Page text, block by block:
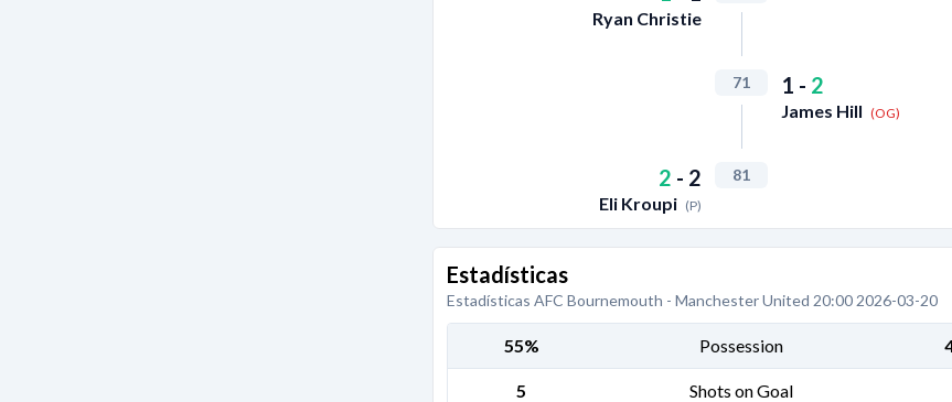
Ryan Christie
71 1 - 2
James Hill (OG)
2 - 2
Eli Kroupi (P)
81
Estadísticas
Estadísticas AFC Bournemouth - Manchester United 20:00 2026-03-20
55% Possession
5 Shots on Goal